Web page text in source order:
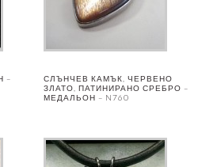
–
СЛЪНЧЕВ КАМЪК, ЧЕРВЕНО
ЗЛАТО, ПАТИНИРАНО СРЕБРО –
МЕДАЛЬОН – N760